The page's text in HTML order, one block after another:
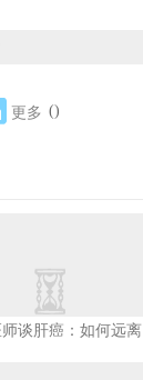
更多 ()
谈肝癌：如何远离